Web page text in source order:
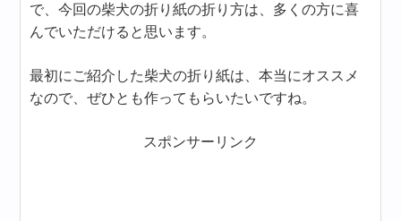
で、今回の柴犬の折り紙の折り方は、多くの方に喜
んでいただけると思います。
最初にご紹介した柴犬の折り紙は、本当にオススメ
なので、ぜひとも作ってもらいたいですね。
スポンサーリンク